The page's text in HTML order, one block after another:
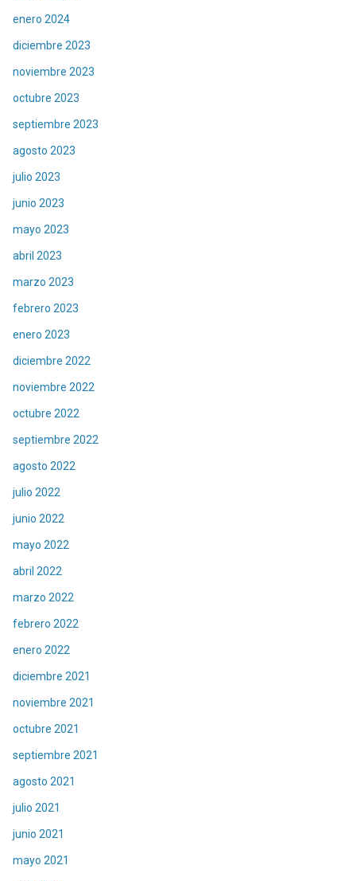
enero 2024
diciembre 2023
noviembre 2023
octubre 2023
septiembre 2023
agosto 2023
julio 2023
junio 2023
mayo 2023
abril 2023
marzo 2023
febrero 2023
enero 2023
diciembre 2022
noviembre 2022
octubre 2022
septiembre 2022
agosto 2022
julio 2022
junio 2022
mayo 2022
abril 2022
marzo 2022
febrero 2022
enero 2022
diciembre 2021
noviembre 2021
octubre 2021
septiembre 2021
agosto 2021
julio 2021
junio 2021
mayo 2021